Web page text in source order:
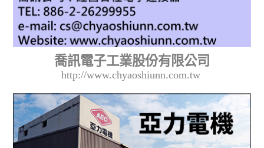
喬訊電子工業股份有限公司
http://www.chyaoshiunn.com.tw